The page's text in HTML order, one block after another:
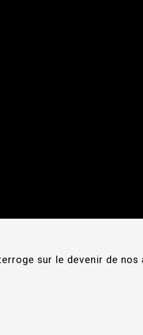
sur le devenir de